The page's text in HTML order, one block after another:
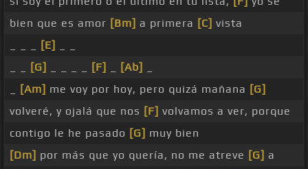
bien que es amor [Bm] a primera [C] vista
[E]
[G] [F] [Ab]
[Am] me voy por hoy, pero quizá mañana [G]
volveré, y ojalá que nos [F] volvamos a ver, porque
contigo le he pasado [G] muy bien
[Dm] por más que yo quería, no me atreve [G] a